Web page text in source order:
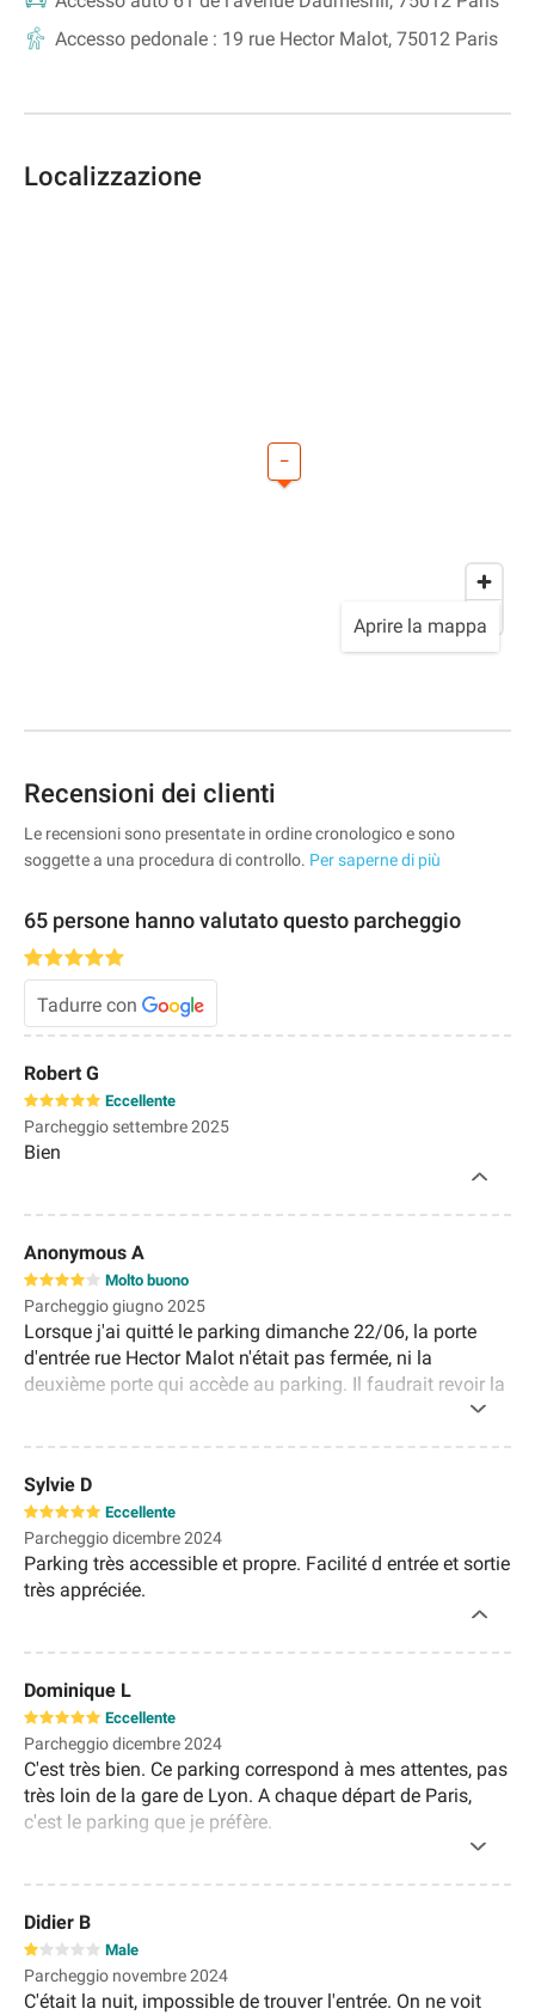
Accesso pedonale : 19 rue Hector Malot, 75012 Paris
Localizzazione
–
Aprire la mappa
Recensioni dei clienti
Le recensioni sono presentate in ordine cronologico e sono
soggette a una procedura di controllo. Per saperne di più
65 persone hanno valutato questo parcheggio
Tadurre con
Robert G
Eccellente
Parcheggio settembre 2025
Bien
Anonymous A
Molto buono
Parcheggio giugno 2025
Lorsque j'ai quitté le parking dimanche 22/06, la porte
d'entrée rue Hector Malot n'était pas fermée, ni la
deuxième porte qui accède au parking. Il faudrait revoir la
sécurité. De plus entre les 2 portes, il y a un espace où
gérant du parking. Merci
Sylvie D
Eccellente
Parcheggio dicembre 2024
Parking très accessible et propre. Facilité d entrée et sortie
très appréciée.
Dominique L
Eccellente
Parcheggio dicembre 2024
C'est très bien. Ce parking correspond à mes attentes, pas
très loin de la gare de Lyon. A chaque départ de Paris,
c'est le parking que je préfère.
Didier B
Male
Parcheggio novembre 2024
C'était la nuit, impossible de trouver l'entrée. On ne voit